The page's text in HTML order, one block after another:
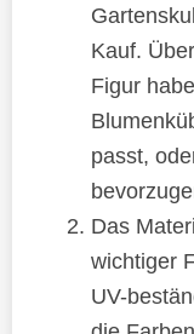
Kauf.
Figur
passt,
Das
wichtiger
UV-